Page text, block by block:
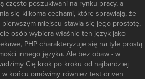
często poszukiwani na rynku pracy, a
się kilkoma cechami, które sprawiają, że
miejscu stawia się jego prostotę,
osób wybiera właśnie ten język jako
PHP charakteryzuje się na tyle prostą
innego języka. Ale bez obaw - w
Cię krok po kroku od najbardziej
końcu omówimy również test driven